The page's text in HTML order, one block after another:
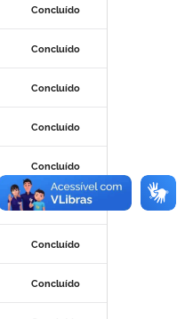
Concluído
Concluído
Concluído
Concluído
Concluído
Concluído
Concluído
Concluído